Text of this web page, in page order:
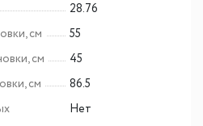
28.76
см
55
см
45
см
86.5
Нет